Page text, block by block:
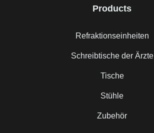
Products
Refraktionseinheiten
Schreibtische der Ärzte
Tische
Stühle
Zubehör